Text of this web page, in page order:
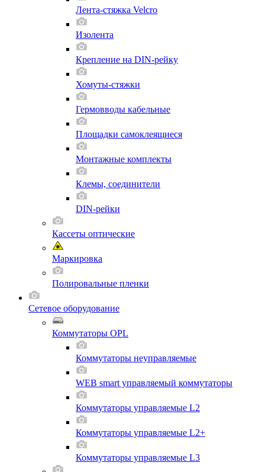
Лента-стяжка Velcro
Изолента
Крепление на DIN-рейку
Хомуты-стяжки
Гермовводы кабельные
Площадки самоклеящиеся
Монтажные комплекты
Клемы, соединители
DIN-рейки
Кассеты оптические
Маркировка
Полировальные пленки
Сетевое оборудование
Коммутаторы OPL
Коммутаторы неуправляемые
WEB smart управляемый коммутаторы
Коммутаторы управляемые L2
Коммутаторы управляемые L2+
Коммутаторы управляемые L3